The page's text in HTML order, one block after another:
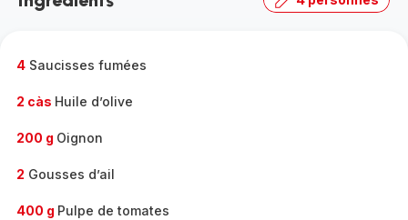
4 Saucisses fumées
2 càs Huile d’olive
200 g Oignon
2 Gousses d’ail
400 g Pulpe de tomates